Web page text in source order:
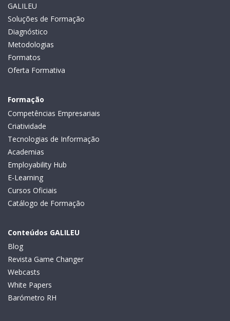
GALILEU
Soluções de Formação
Diagnóstico
Metodologias
Formatos
Oferta Formativa
Formação
Competências Empresariais
Criatividade
Tecnologias de Informação
Academias
Employability Hub
E-Learning
Cursos Oficiais
Catálogo de Formação
Conteúdos GALILEU
Blog
Revista Game Changer
Webcasts
White Papers
Barómetro RH